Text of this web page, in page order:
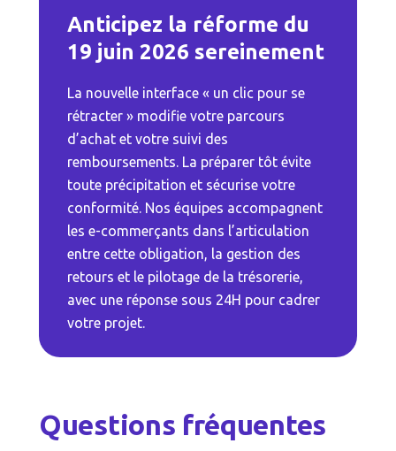
Anticipez la réforme du
19 juin 2026 sereinement
La nouvelle interface « un clic pour se
rétracter » modifie votre parcours
d’achat et votre suivi des
remboursements. La préparer tôt évite
toute précipitation et sécurise votre
conformité. Nos équipes accompagnent
les e-commerçants dans l’articulation
entre cette obligation, la gestion des
retours et le pilotage de la trésorerie,
avec une réponse sous 24H pour cadrer
votre projet.
Questions fréquentes